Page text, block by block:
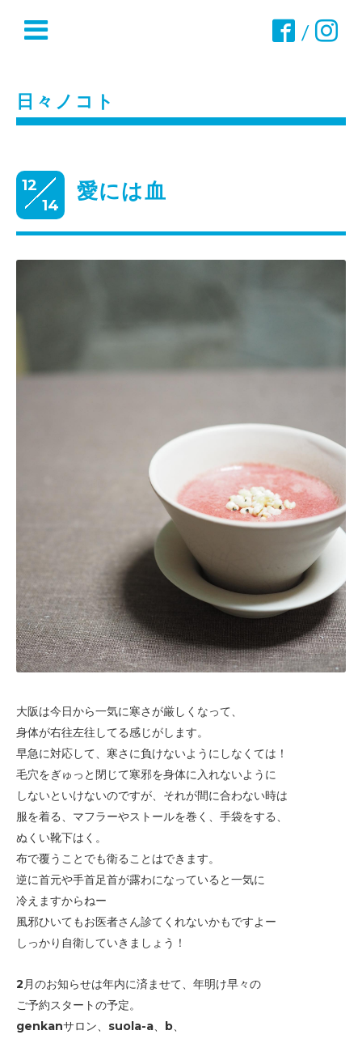
/
日々ノコト
12
14
愛には血
大阪は今日から一気に寒さが厳しくなって、
身体が右往左往してる感じがします。
早急に対応して、寒さに負けないようにしなくては！
毛穴をぎゅっと閉じて寒邪を身体に入れないように
しないといけないのですが、それが間に合わない時は
服を着る、 マフラーやストールを巻く、手袋をする、
ぬくい靴下はく。
布で覆うことでも衛ることはできます。
逆に首元や手首足首が露わになっていると一気に
冷えますからねー
風邪ひいてもお医者さん診てくれないかもですよー
しっかり自衛していきましょう！
2月のお知らせは年内に済ませて、年明け早々の
ご予約スタートの予定。
genkanサロン、suola-a、b、